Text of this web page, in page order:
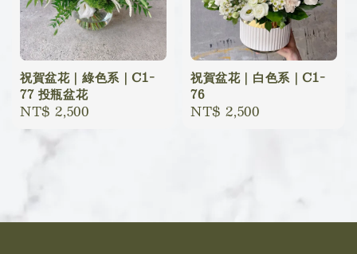
祝賀盆花｜綠色系｜C1-
77 投瓶盆花
Regular
price
NT$ 2,500
祝賀盆花｜白色系｜C1-
76
Regular
NT$ 2,500